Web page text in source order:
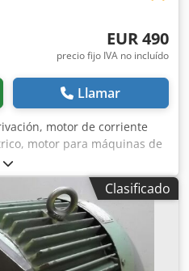
EUR 490
precio fijo IVA no incluído
Llamar
motor de corriente
motor para máquinas de
máquina de
con control de velocidad,
rotor de anillos rozantes,
-Potencia: 3,5-6 kW -
Ipkox Afmeck -Eje: Ø 38
de protección: IP 44 -
-Peso: 91 kg
Clasificado